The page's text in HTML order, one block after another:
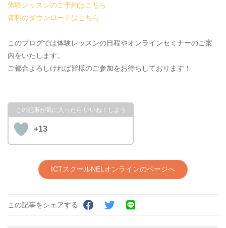
体験レッスンのご予約はこちら
資料のダウンロードはこちら
このブログでは体験レッスンの日程やオンラインセミナーのご案
内をいたします。
ご都合よろしければ皆様のご参加をお待ちしております！
+13
ICTスクールNELオンラインのページへ
この記事をシェアする